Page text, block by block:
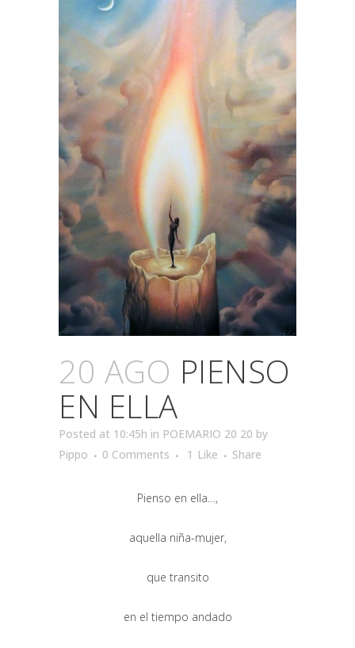
20 AGO PIENSO
EN ELLA
Posted at 10:45h in POEMARIO 20 20 by
Pippo
0 Comments 1 Like Share
Pienso en ella…,
aquella niña-mujer,
que transito
en el tiempo andado